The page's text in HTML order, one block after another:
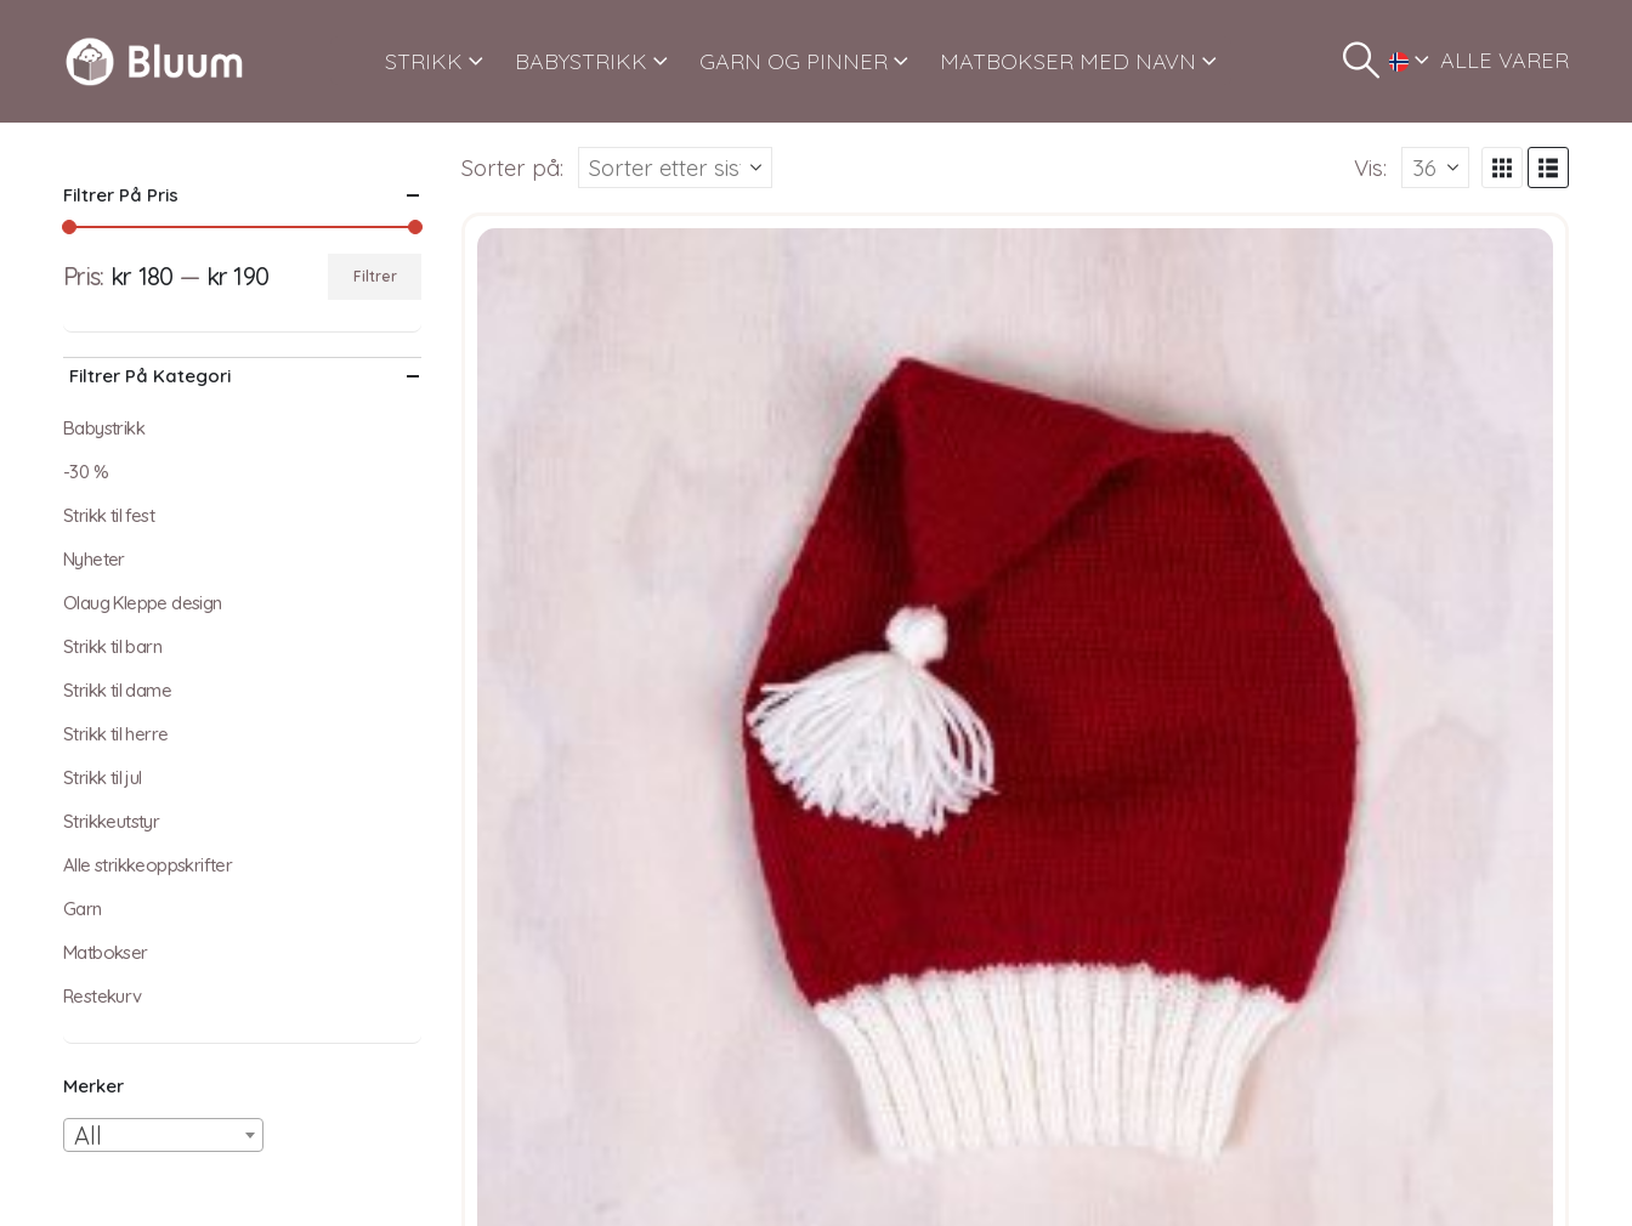
STRIKK BABYSTRIKK GARN OG PINNER MATBOKSER MED NAVN ALLE VARER
Sorter på: Vis:
Filtrer På Pris
Filtrer
Pris: kr 180 — kr 190
Filtrer På Kategori
Babystrikk
-30 %
Strikk til fest
Nyheter
Olaug Kleppe design
Strikk til barn
Strikk til dame
Strikk til herre
Strikk til jul
Strikkeutstyr
Alle strikkeoppskrifter
Garn
Matbokser
Restekurv
Merker
All